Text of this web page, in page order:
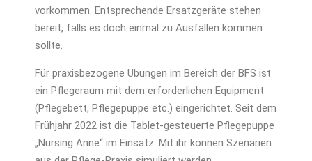
vorkommen. Entsprechende Ersatzgeräte stehen
bereit, falls es doch einmal zu Ausfällen kommen
sollte.
Für praxisbezogene Übungen im Bereich der BFS ist
ein Pflegeraum mit dem erforderlichen Equipment
(Pflegebett, Pflegepuppe etc.) eingerichtet. Seit dem
Frühjahr 2022 ist die Tablet-gesteuerte Pflegepuppe
„Nursing Anne“ im Einsatz. Mit ihr können Szenarien